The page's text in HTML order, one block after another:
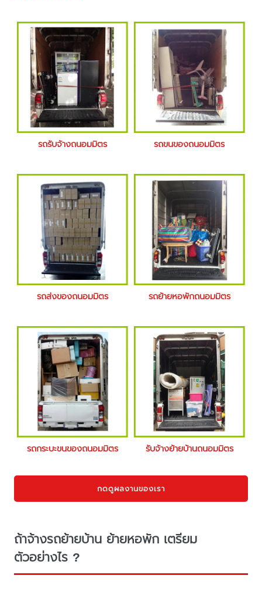
รถรับจ้างถนอมมิตร รถขนของถนอมมิตร
รถส่งของถนอมมิตร รถย้ายหอพักถนอมมิตร
รถกระบะขนของถนอมมิตร รับจ้างย้ายบ้านถนอมมิตร
กดดูผลงานของเรา
ถ้าจ้างรถย้ายบ้าน ย้ายหอพัก เตรียม
ตัวอย่างไร ?